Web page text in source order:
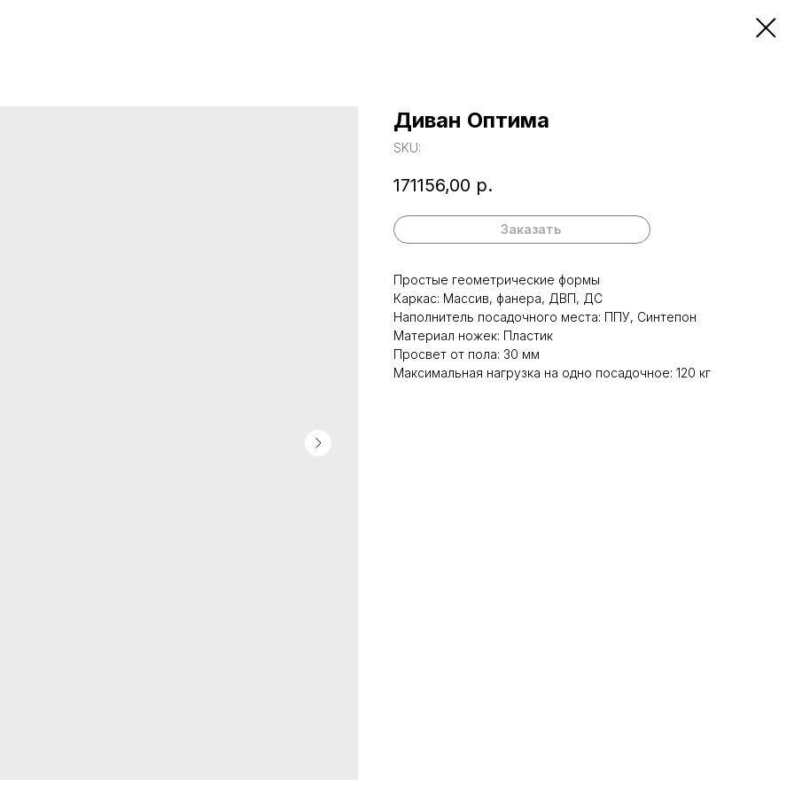
Диван Оптима
SKU:
171156,00 р.
Заказать
Простые геометрические формы
Каркас: Массив, фанера, ДВП, ДС
Наполнитель посадочного места: ППУ, Синтепон
Материал ножек: Пластик
Просвет от пола: 30 мм
Максимальная нагрузка на одно посадочное: 120 кг